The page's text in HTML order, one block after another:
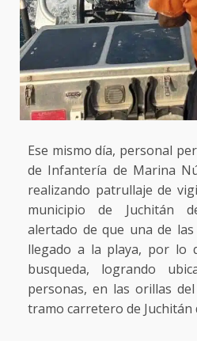
Ese mismo día, personal
de Infantería de Marina
realizando patrullaje de
municipio de Juchitán
alertado de que una de
llegado a la playa, por lo
busqueda, logrando
personas, en las orillas
tramo carretero de Juchitán